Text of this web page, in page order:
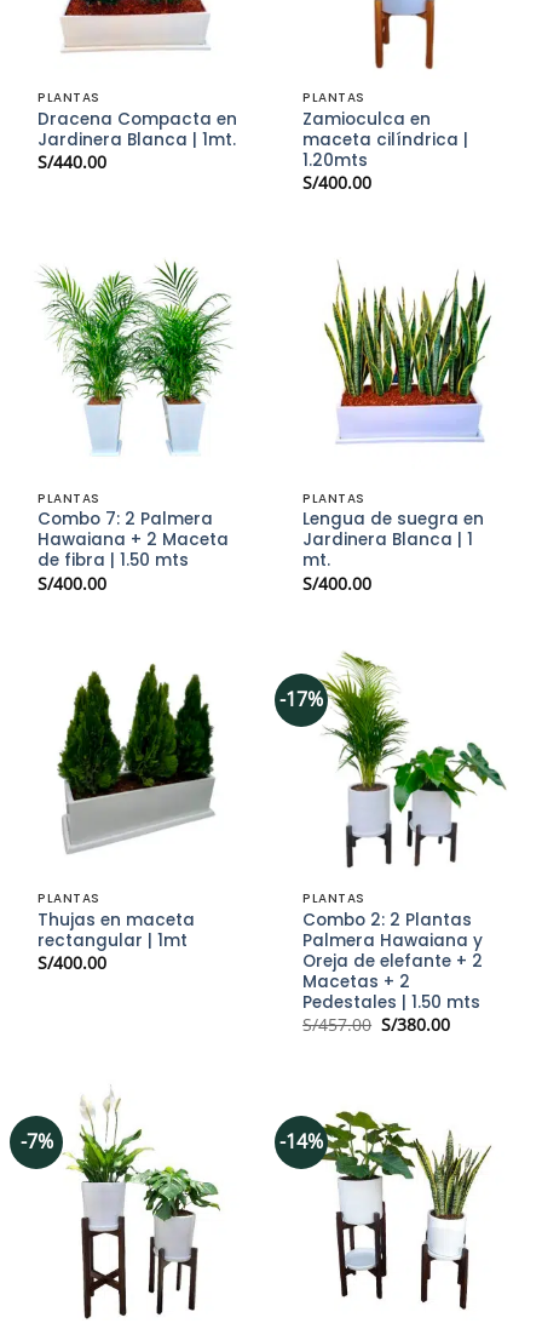
PLANTAS
Dracena Compacta en
Jardinera Blanca | 1mt.
S/440.00
PLANTAS
Zamioculca en
maceta cilíndrica |
1.20mts
S/400.00
PLANTAS
Combo 7: 2 Palmera
Hawaiana + 2 Maceta
de fibra | 1.50 mts
S/400.00
PLANTAS
Lengua de suegra en
Jardinera Blanca | 1
mt.
S/400.00
PLANTAS
Thujas en maceta
rectangular | 1mt
S/400.00
-17%
PLANTAS
Combo 2: 2 Plantas
Palmera Hawaiana y
Oreja de elefante + 2
Macetas + 2
Pedestales | 1.50 mts
S/457.00 El
S/380.00El
-7% -14%